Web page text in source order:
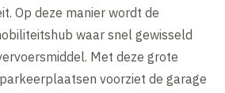
Op deze manier wordt de
waar snel gewisseld
Met deze grote
voorziet de garage